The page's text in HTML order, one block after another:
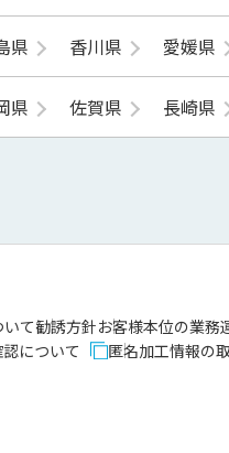
県 香川県 愛媛県
県 佐賀県 長崎県
て勧誘方針お客様本位の業務
について 匿名加工情報の